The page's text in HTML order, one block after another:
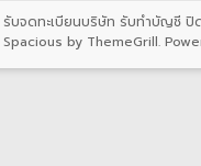
รับจดทะเบียนบริษัท รับทำบัญชี ปิ
Spacious by ThemeGrill.